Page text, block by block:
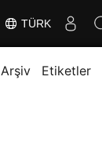
TÜRK
Arşiv Etiketler